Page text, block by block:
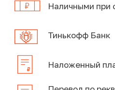
Наличными при
Тинькофф Банк
Наложенный